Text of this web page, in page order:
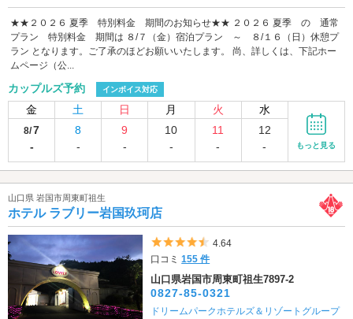
★★２０２６ 夏季 特別料金 期間のお知らせ★★ ２０２６ 夏季 の 通常
プラン 特別料金 期間は ８/７（金）宿泊プラン ～ ８/１６（日）休憩プ
ラン となります。ご了承のほどお願いいたします。 尚、詳しくは、下記ホー
ムページ（公...
カップルズ予約 インボイス対応
金 土 日 月 火 水
8/7
-
8
-
9
-
10
-
11
-
12
-
もっと見る
山口県 岩国市周東町祖生
ホテル ラブリー岩国玖珂店
5つ星のうち4.5
4.64
口コミ155 件
山口県岩国市周東町祖生7897-2
0827-85-0321
ドリームパークホテルズ＆リゾートグループ